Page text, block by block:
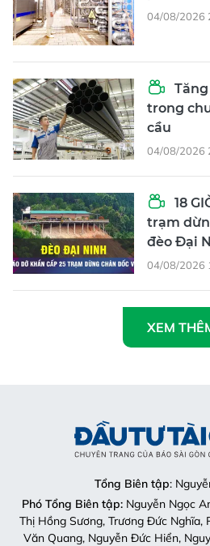
04/08/2026
trong
cầu
04/08/2026
18
trạm
đèo Đại
04/08/2026
XEM
Tổng Biên tập:
Phó Tổng Biên tập:Nguyễn Ngọc
Thị Hồng Sương, Trương Đức Nghĩa,
Văn Quang, Nguyễn Đức Hiển,